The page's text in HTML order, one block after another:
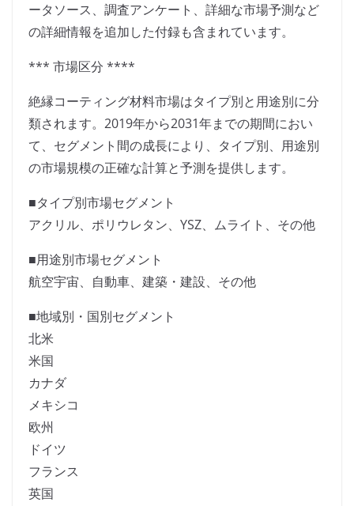
ータソース、調査アンケート、詳細な市場予測など
の詳細情報を追加した付録も含まれています。
*** 市場区分 ****
絶縁コーティング材料市場はタイプ別と用途別に分
類されます。2019年から2031年までの期間におい
て、セグメント間の成長により、タイプ別、用途別
の市場規模の正確な計算と予測を提供します。
■タイプ別市場セグメント
アクリル、ポリウレタン、YSZ、ムライト、その他
■用途別市場セグメント
航空宇宙、自動車、建築・建設、その他
■地域別・国別セグメント
北米
米国
カナダ
メキシコ
欧州
ドイツ
フランス
英国